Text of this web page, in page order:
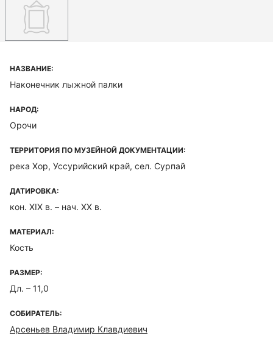
НАЗВАНИЕ:
Наконечник лыжной палки
НАРОД:
Орочи
ТЕРРИТОРИЯ ПО МУЗЕЙНОЙ ДОКУМЕНТАЦИИ:
река Хор, Уссурийский край, сел. Сурпай
ДАТИРОВКА:
кон. XIX в. – нач. XX в.
МАТЕРИАЛ:
Кость
РАЗМЕР:
Дл. – 11,0
СОБИРАТЕЛЬ:
Арсеньев Владимир Клавдиевич